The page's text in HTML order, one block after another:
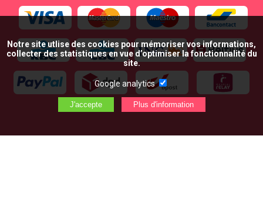
Notre site utlise des cookies pour mémoriser vos informations,
collecter des statistiques en vue d’optimiser la fonctionnalité du
site.
Google analytics